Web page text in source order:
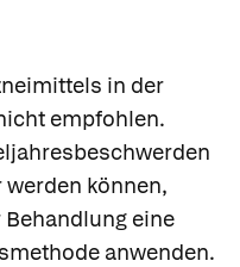
in der
empfohlen.
können,
eine
anwenden.